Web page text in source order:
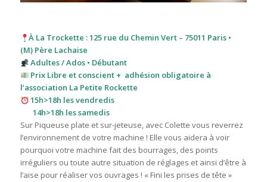
À La Trockette : 125 rue du Chemin Vert – 75011 Paris •
(M) Père Lachaise
Adultes / Ados • Débutant
Prix Libre et conscient + adhésion obligatoire à
l’association La Petite Rockette
15h>18h les vendredis
14h>18h les samedis
Sur Piqueuse plate et sur-jeteuse, avec Colette vous reverrez
l’environnement de votre machine ! Elle vous aidera à voir
pourquoi votre machine fait des bourrages, des points
irréguliers ou toute autre situation de réglages et ainsi d’être à
l’aise pour réaliser vos ouvrages ! « Fini les prises de tête »